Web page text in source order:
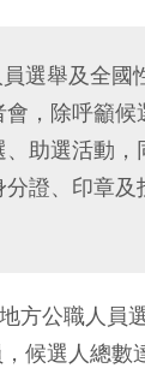
選舉及全國
，除呼籲
助選活動
證、印章
方公職人員
候選人總數